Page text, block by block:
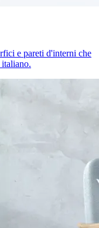
e pareti d'interni che